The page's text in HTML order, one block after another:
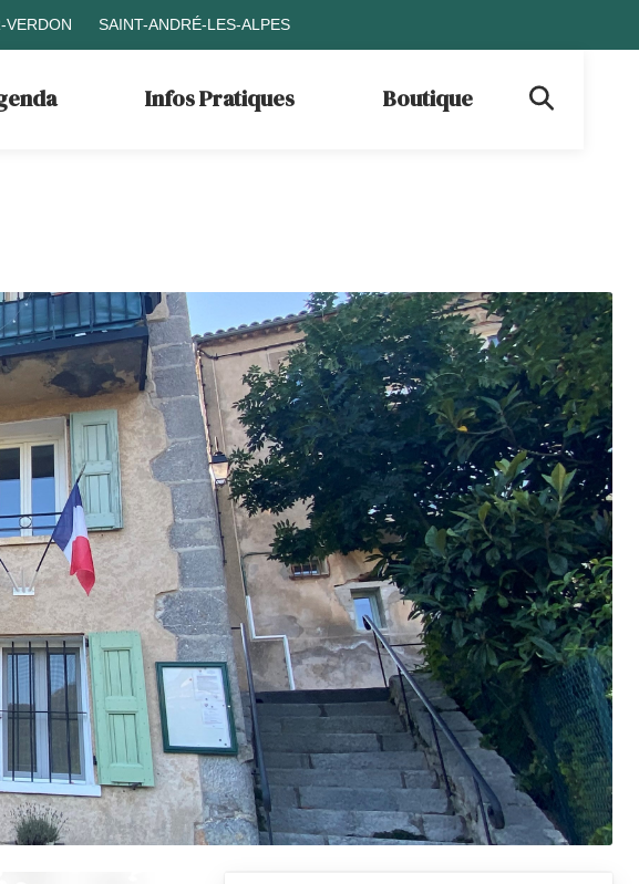
VERDON SAINT-ANDRÉ-LES-ALPES
Infos Pratiques Boutique